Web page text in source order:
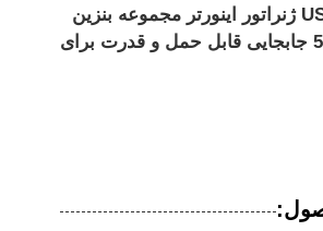
شارژر USB DC5V1A ژنراتور اینورتر مجموعه بنزین
سوخت نوع 53.2mL جابجایی قابل حمل و قدرت برای